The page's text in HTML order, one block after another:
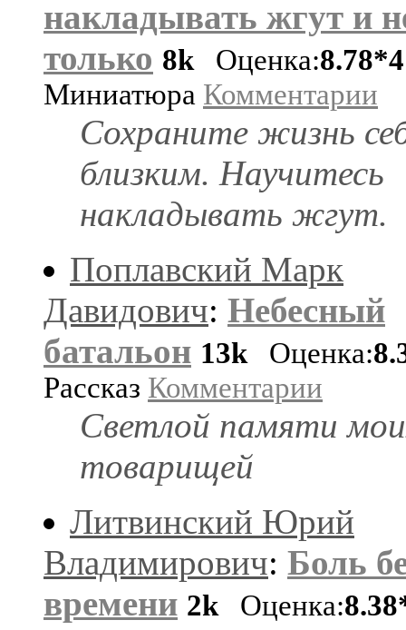
накладывать жгут и
только 8k Оценка:8.78*4
Миниатюра Комментарии
Сохраните жизнь
близким. Научитесь
накладывать жгут.
Поплавский Марк
Давидович: Небесный
батальон 13k Оценка:
Рассказ Комментарии
Светлой памяти
товарищей
Литвинский Юрий
Владимирович: Боль
времени 2k Оценка: